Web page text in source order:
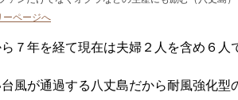
ーページへ
７年を経て現在は夫婦２人を含め６人
風が通過する八丈島だから耐風強化型